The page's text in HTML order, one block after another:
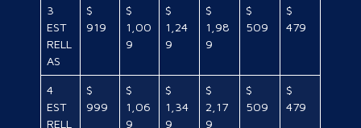
3
EST
RELL
AS
$
919
$
1,00
9
$
1,24
9
$
1,98
9
$
509
$
479
4
EST
RELL
$
999
$
1,06
9
$
1,34
9
$
2,17
9
$
509
$
479